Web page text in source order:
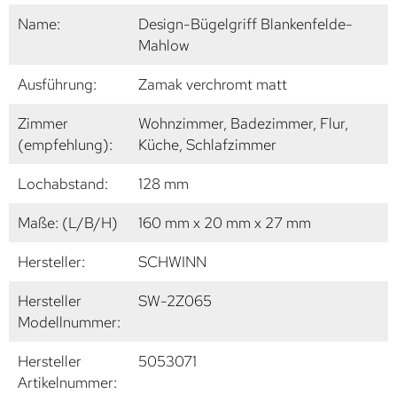
Name:
Design-Bügelgriff Blankenfelde-
Mahlow
Ausführung:
Zamak verchromt matt
Zimmer
(empfehlung):
Wohnzimmer, Badezimmer, Flur,
Küche, Schlafzimmer
Lochabstand:
128 mm
Maße: (L/B/H)
160 mm x 20 mm x 27 mm
Hersteller:
SCHWINN
Hersteller
Modellnummer:
SW-2Z065
Hersteller
Artikelnummer:
5053071